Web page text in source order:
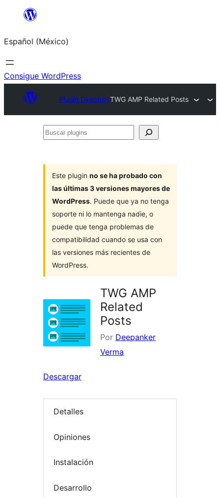
Saltar
contenido
Español (México)
Consigue WordPress
Plugin DirectoryTWG AMP Related Posts
Buscar
Este plugin no se ha probado con
las últimas 3 versiones mayores de
WordPress. Puede que ya no tenga
soporte ni lo mantenga nadie, o
puede que tenga problemas de
compatibilidad cuando se usa con
las versiones más recientes de
WordPress.
TWG AMP
Related
Posts
Por Deepanker
Verma
Descargar
Detalles
Opiniones
Instalación
Desarrollo